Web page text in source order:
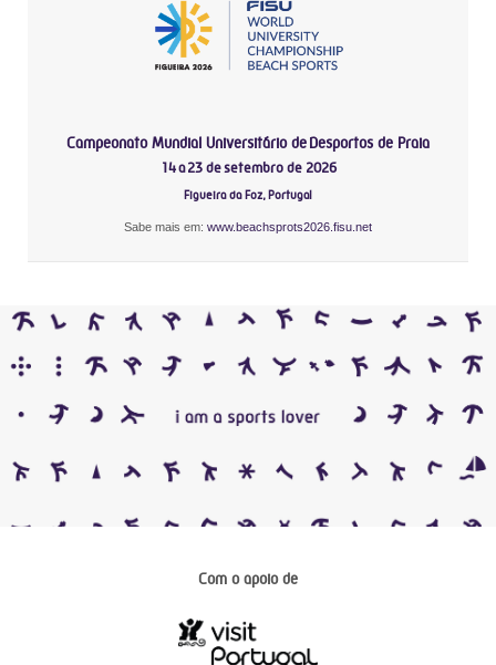
Campeonato Mundial Universitário de Desportos de Praia
14 a 23 de setembro de 2026
Figueira da Foz, Portugal
Sabe mais em: www.beachsprots2026.fisu.net
Com o apoio de